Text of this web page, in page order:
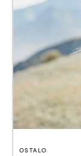
OSTALO